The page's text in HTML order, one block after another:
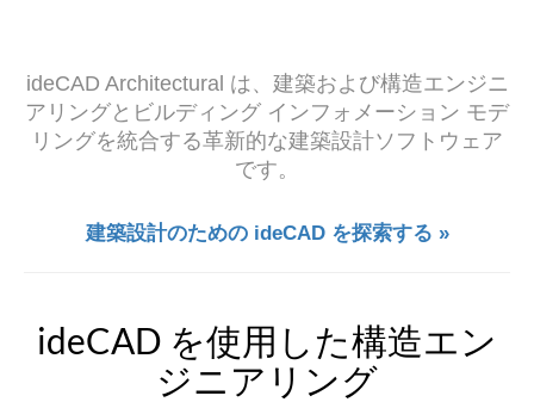
ideCAD Architectural は、建築および構造エンジニ
アリングとビルディング インフォメーション モデ
リングを統合する革新的な建築設計ソフトウェア
です。
建築設計のための ideCAD を探索する »
ideCAD を使用した構造エン
ジニアリング